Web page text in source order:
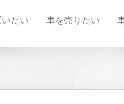
たい 車を売りたい